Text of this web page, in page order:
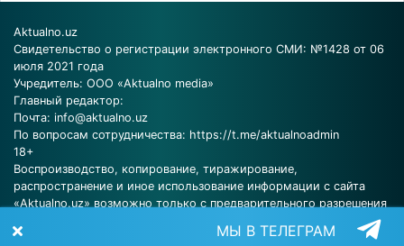
Aktualno.uz
Свидетельство о регистрации электронного СМИ: №1428 от 06
июля 2021 года
Учредитель: ООО «Aktualno media»
Главный редактор:
Почта: info@aktualno.uz
По вопросам сотрудничества: https://t.me/aktualnoadmin
18+
Воспроизводство, копирование, тиражирование,
распространение и иное использование информации с сайта
«Aktualno.uz» возможно только с предварительного разрешения
МЫ В ТЕЛЕГРАМ